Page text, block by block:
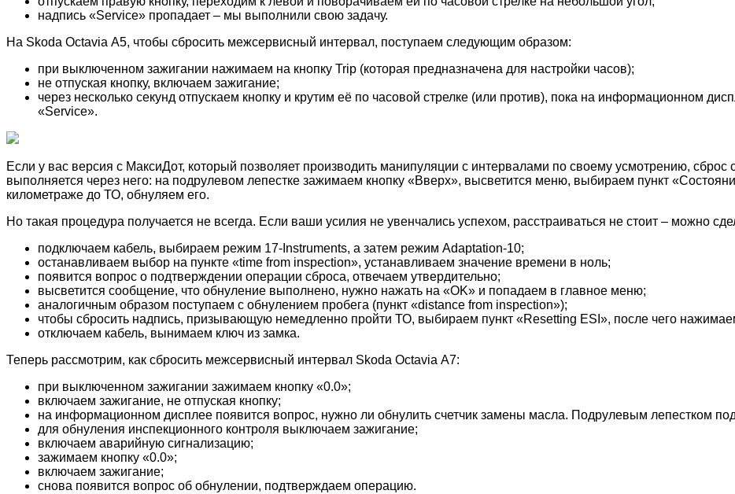
надпись «Service» пропадает – мы выполнили свою задачу.
На Skoda Octavia А5, чтобы сбросить межсервисный интервал, поступаем следующим образом:
при выключенном зажигании нажимаем на кнопку Trip (которая предназначена для настройки часов);
не отпуская кнопку, включаем зажигание;
через несколько секунд отпускаем кнопку и крутим её по часовой стрелке (или против), пока на информационном
«Service».
Если у вас версия с МаксиДот, который позволяет производить манипуляции с интервалами по своему усмотрению, сброс
выполняется через него: на подрулевом лепестке зажимаем кнопку «Вверх», высветится меню, выбираем пункт
километраже до ТО, обнуляем его.
Но такая процедура получается не всегда. Если ваши усилия не увенчались успехом, расстраиваться не стоит – можно
подключаем кабель, выбираем режим 17-Instruments, а затем режим Adaptation-10;
останавливаем выбор на пункте «time from inspection», устанавливаем значение времени в ноль;
появится вопрос о подтверждении операции сброса, отвечаем утвердительно;
высветится сообщение, что обнуление выполнено, нужно нажать на «OK» и попадаем в главное меню;
аналогичным образом поступаем с обнулением пробега (пункт «distance from inspection»);
чтобы сбросить надпись, призывающую немедленно пройти ТО, выбираем пункт «Resetting ESI», после чего
отключаем кабель, вынимаем ключ из замка.
Теперь рассмотрим, как сбросить межсервисный интервал Skoda Octavia А7:
при выключенном зажигании зажимаем кнопку «0.0»;
включаем зажигание, не отпуская кнопку;
на информационном дисплее появится вопрос, нужно ли обнулить счетчик замены масла. Подрулевым лепестком
для обнуления инспекционного контроля выключаем зажигание;
включаем аварийную сигнализацию;
зажимаем кнопку «0.0»;
включаем зажигание;
снова появится вопрос об обнулении, подтверждаем операцию.